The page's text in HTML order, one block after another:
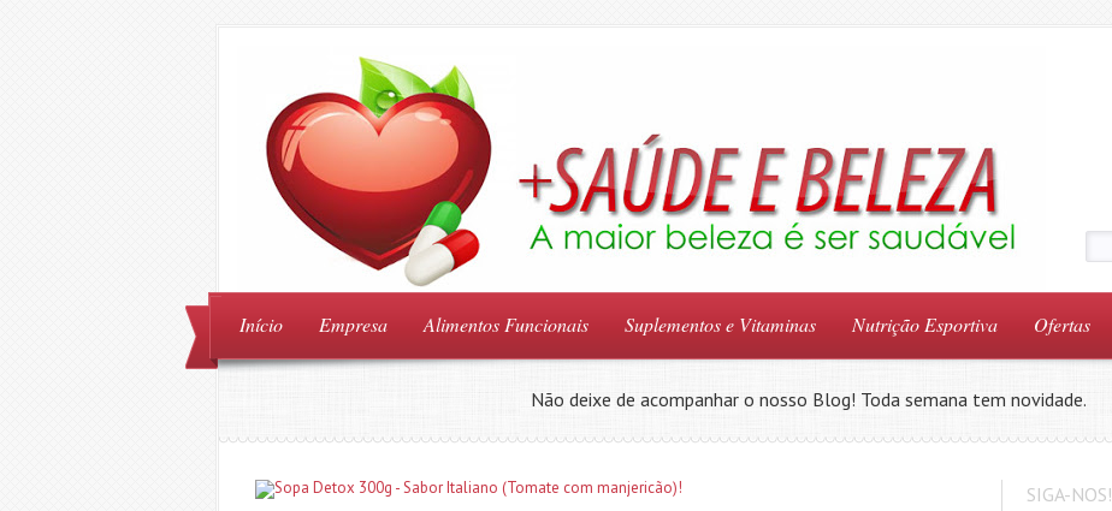
Início Empresa Alimentos Funcionais Suplementos e Vitaminas Nutrição Esportiva Ofertas
Não deixe de acompanhar o nosso Blog! Toda semana tem novidade.
SIGA-NOS!